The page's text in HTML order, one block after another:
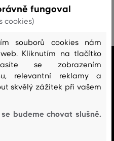
fungoval
cookies)
souborů cookies nám
Kliknutím na tlačítko
se zobrazením
relevantní reklamy a
skvělý zážitek při vašem
budeme chovat slušně.